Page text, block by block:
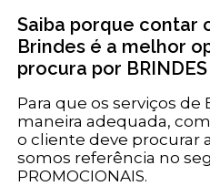
Saiba porque contar
Brindes é a melhor
procura por BRINDES
Para que os serviços de
maneira adequada,
o cliente deve procurar
somos referência no
PROMOCIONAIS.